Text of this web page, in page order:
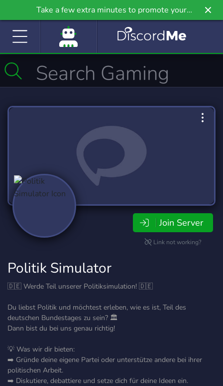
Take a few extra minutes to promote your
community even further on Griv.io, our newest
Join Server
Link not working?
Politik Simulator
🇩🇪 Werde Teil unserer Politiksimulation! 🇩🇪
Du liebst Politik und möchtest erleben, wie es ist, Teil des
deutschen Bundestages zu sein? 🏛️
Dann bist du bei uns genau richtig!
💡 Was wir dir bieten:
➡️ Gründe deine eigene Partei oder unterstütze andere bei ihrer
politischen Arbeit.
➡️ Diskutiere, debattiere und setze dich für deine Ideen ein.